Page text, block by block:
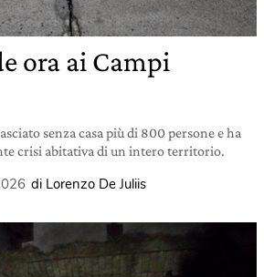
ora ai Campi
senza casa più di 800 persone e ha
crisi abitativa di un intero territorio.
di Lorenzo De Juliis